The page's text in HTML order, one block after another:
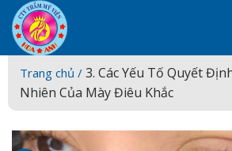
Skip
to
content
Trang chủ / 3. Các Yếu Tố Quyết
Nhiên Của Mày Điêu Khắc